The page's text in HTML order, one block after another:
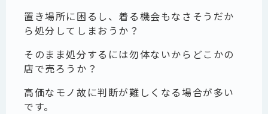
置き場所に困るし、着る機会もなさそうだか
ら処分してしまおうか？
そのまま処分するには勿体ないからどこかの
店で売ろうか？
高価なモノ故に判断が難しくなる場合が多い
です。